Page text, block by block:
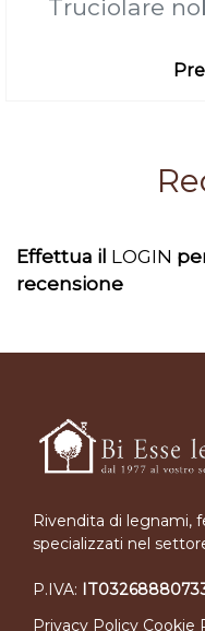
Truciolare
Effettua il LOGIN
recensione
Rivendita di legnami,
specializzati nel
P.IVA:
Privacy Policy Cookie